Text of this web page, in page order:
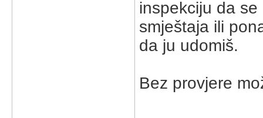
inspekciju da
smještaja ili
da ju udomiš.
Bez provjere